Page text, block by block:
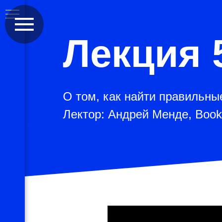
Лекция
О том, как найти
Лектор: Андрей Менде,